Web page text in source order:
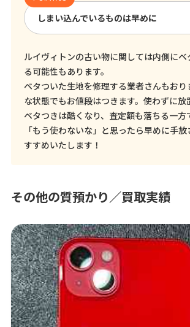
しまい込んでいるものは早めに
ルイヴィトンの古い物に関しては内側にベ
る可能性もあります。
ベタついた生地を修理する業者さんもおり
な状態でもお値段はつきます。使わずに放
ベタつきは酷くなり、査定額も落ちる一方
「もう使わないな」と思ったら早めに手
すすめいたします！
その他の質預かり／買取実績